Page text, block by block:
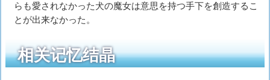
らも愛されなかった犬の魔女は意思を持つ手下を創造するこ
とが出来なかった。
相关记忆结晶